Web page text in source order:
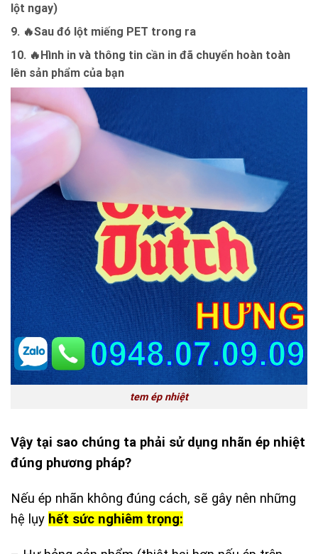
lột ngay)
9. 🔥Sau đó lột miếng PET trong ra
10. 🔥Hình in và thông tin cần in đã chuyển hoàn toàn
lên sản phẩm của bạn
tem ép nhiệt
Vậy tại sao chúng ta phải sử dụng nhãn ép nhiệt
đúng phương pháp?
Nếu ép nhãn không đúng cách, sẽ gây nên những
hệ lụy hết sức nghiêm trọng: